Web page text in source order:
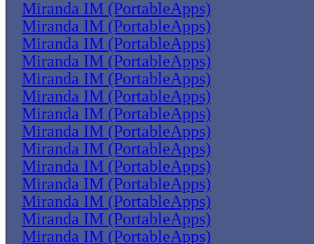
Miranda IM (PortableApps)
Miranda IM (PortableApps)
Miranda IM (PortableApps)
Miranda IM (PortableApps)
Miranda IM (PortableApps)
Miranda IM (PortableApps)
Miranda IM (PortableApps)
Miranda IM (PortableApps)
Miranda IM (PortableApps)
Miranda IM (PortableApps)
Miranda IM (PortableApps)
Miranda IM (PortableApps)
Miranda IM (PortableApps)
Miranda IM (PortableApps)